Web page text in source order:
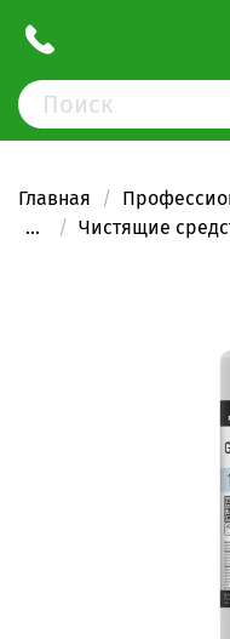
Главная
...
Чистящие